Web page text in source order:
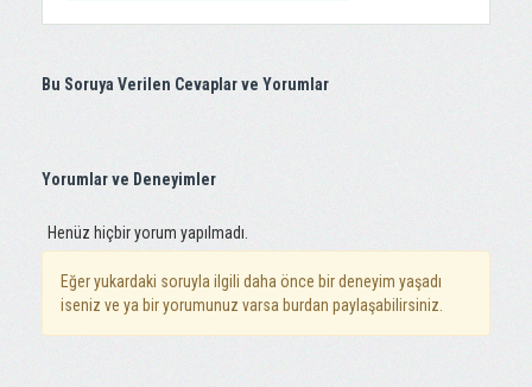
Bu Soruya Verilen Cevaplar ve Yorumlar
Yorumlar ve Deneyimler
Henüz hiçbir yorum yapılmadı.
Eğer yukardaki soruyla ilgili daha önce bir deneyim yaşadı
iseniz ve ya bir yorumunuz varsa burdan paylaşabilirsiniz.